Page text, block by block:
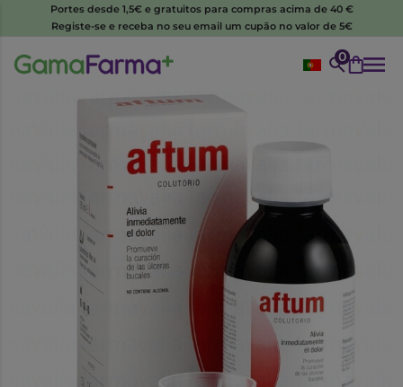
Portes desde 1,5€ e gratuitos para compras acima de 40 €
Registe-se e receba no seu email um cupão no valor de 5€
0